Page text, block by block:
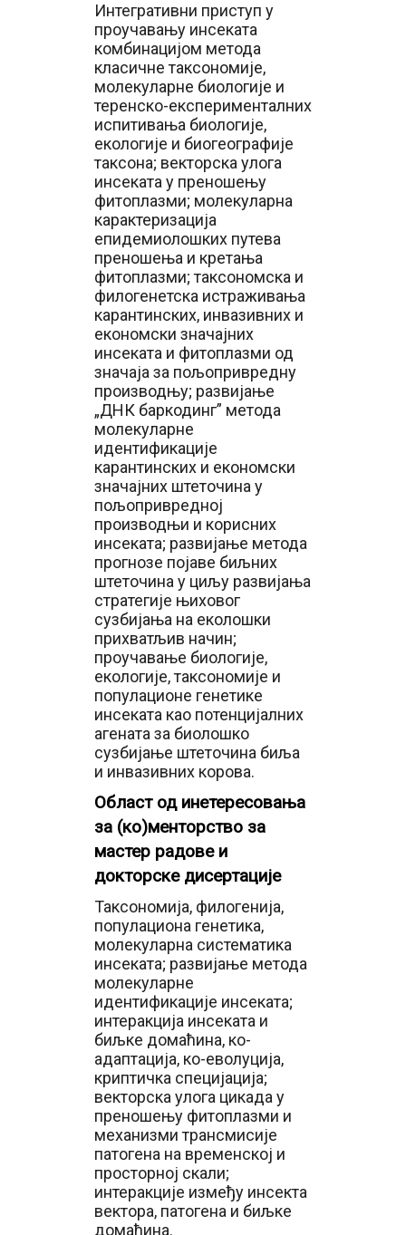
Интегративни приступ у
проучавању инсеката
комбинацијом метода
класичне таксономије,
молекуларне биологије и
теренско-експерименталних
испитивања биологије,
екологије и биогеографије
таксона; векторска улога
инсеката у преношењу
фитоплазми; молекуларна
карактеризација
епидемиолошких путева
преношења и кретања
фитоплазми; таксономска и
филогенетска истраживања
карантинских, инвазивних и
економски значајних
инсеката и фитоплазми од
значаја за пољопривредну
производњу; развијање
„ДНК баркодинг” метода
молекуларне
идентификације
карантинских и економски
значајних штеточина у
пољопривредној
производњи и корисних
инсеката; развијање метода
прогнозе појаве биљних
штеточина у циљу развијања
стратегије њиховог
сузбијања на еколошки
прихватљив начин;
проучавање биологије,
екологије, таксономије и
популационе генетике
инсеката као потенцијалних
агената за биолошко
сузбијање штеточина биља
и инвазивних корова.
Област од инетересовања
за (ко)менторство за
мастер радове и
докторске дисертације
Таксономија, филогенија,
популациона генетика,
молекуларна систематика
инсеката; развијање метода
молекуларне
идентификације инсеката;
интеракција инсеката и
биљке домаћина, ко-
адаптација, ко-еволуција,
криптичка специјација;
векторска улога цикада у
преношењу фитоплазми и
механизми трансмисије
патогена на временској и
просторној скали;
интеракције између инсекта
вектора, патогена и биљке
домаћина.